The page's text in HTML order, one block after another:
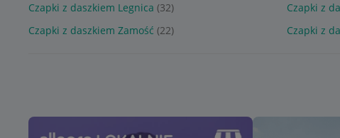
Czapki z daszkiem Legnica (32) Czapki z
Czapki z daszkiem Zamość (22) Czapki z